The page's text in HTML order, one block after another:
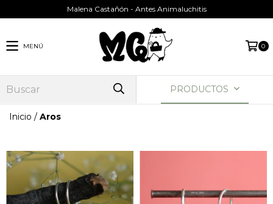
Malena Castañón - Antes Animaluchitis
MENÚ 0
PRODUCTOS
Inicio / Aros